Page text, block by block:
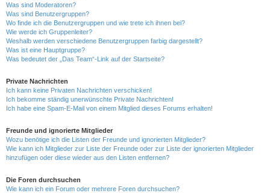
Was sind Moderatoren?
Was sind Benutzergruppen?
Wo finde ich die Benutzergruppen und wie trete ich ihnen bei?
Wie werde ich Gruppenleiter?
Weshalb werden verschiedene Benutzergruppen farbig dargestellt?
Was ist eine Hauptgruppe?
Was bedeutet der „Das Team“-Link auf der Startseite?
Private Nachrichten
Ich kann keine Privaten Nachrichten verschicken!
Ich bekomme ständig unerwünschte Private Nachrichten!
Ich habe eine Spam-E-Mail von einem Mitglied dieses Forums erhalten!
Freunde und ignorierte Mitglieder
Wozu benötige ich die Listen der Freunde und ignorierten Mitglieder?
Wie kann ich Mitglieder zur Liste der Freunde oder zur Liste der ignorierten Mitglieder
hinzufügen oder diese wieder aus den Listen entfernen?
Die Foren durchsuchen
Wie kann ich ein Forum oder mehrere Foren durchsuchen?